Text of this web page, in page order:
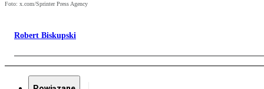
Foto: x.com/Sprinter Press Agency
Robert Biskupski